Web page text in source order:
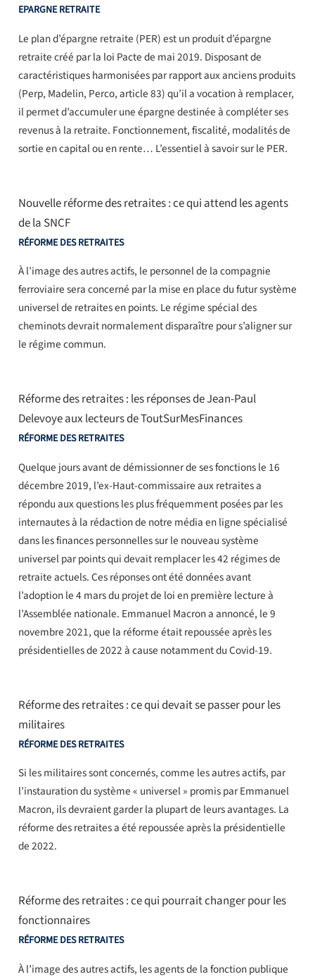
EPARGNE RETRAITE
Le plan d’épargne retraite (PER) est un produit d’épargne
retraite créé par la loi Pacte de mai 2019. Disposant de
caractéristiques harmonisées par rapport aux anciens produits
(Perp, Madelin, Perco, article 83) qu’il a vocation à remplacer,
il permet d’accumuler une épargne destinée à compléter ses
revenus à la retraite. Fonctionnement, fiscalité, modalités de
sortie en capital ou en rente… L’essentiel à savoir sur le PER.
Nouvelle réforme des retraites : ce qui attend les agents
de la SNCF
RÉFORME DES RETRAITES
À l’image des autres actifs, le personnel de la compagnie
ferroviaire sera concerné par la mise en place du futur système
universel de retraites en points. Le régime spécial des
cheminots devrait normalement disparaître pour s’aligner sur
le régime commun.
Réforme des retraites : les réponses de Jean-Paul
Delevoye aux lecteurs de ToutSurMesFinances
RÉFORME DES RETRAITES
Quelque jours avant de démissionner de ses fonctions le 16
décembre 2019, l’ex-Haut-commissaire aux retraites a
répondu aux questions les plus fréquemment posées par les
internautes à la rédaction de notre média en ligne spécialisé
dans les finances personnelles sur le nouveau système
universel par points qui devait remplacer les 42 régimes de
retraite actuels. Ces réponses ont été données avant
l’adoption le 4 mars du projet de loi en première lecture à
l’Assemblée nationale. Emmanuel Macron a annoncé, le 9
novembre 2021, que la réforme était repoussée après les
présidentielles de 2022 à cause notamment du Covid-19.
Réforme des retraites : ce qui devait se passer pour les
militaires
RÉFORME DES RETRAITES
Si les militaires sont concernés, comme les autres actifs, par
l’instauration du système « universel » promis par Emmanuel
Macron, ils devraient garder la plupart de leurs avantages. La
réforme des retraites a été repoussée après la présidentielle
de 2022.
Réforme des retraites : ce qui pourrait changer pour les
fonctionnaires
RÉFORME DES RETRAITES
À l’image des autres actifs, les agents de la fonction publique